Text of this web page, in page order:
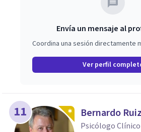
Envía un mensaje al
Coordina una sesión directamente
Ver perfil
11 Bernardo
Psicólogo